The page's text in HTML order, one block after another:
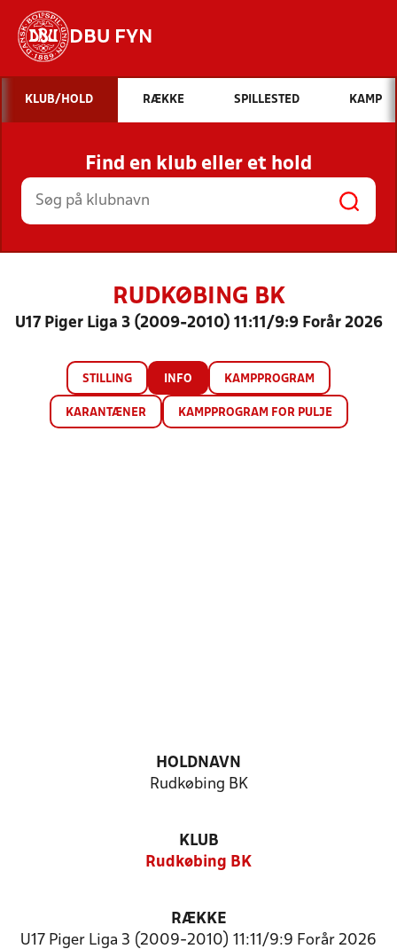
DBU FYN
Hvad vil du søge efter?
INDHOLD OG NYHEDER
STILLINGER, RESULTATER, KLUBBER OG
HOLD
KLUB/HOLD RÆKKE SPILLESTED KAMP
Find en klub eller et hold
RUDKØBING BK
U17 Piger Liga 3 (2009-2010) 11:11/9:9 Forår 2026
STILLING INFO KAMPPROGRAM
KARANTÆNER KAMPPROGRAM FOR PULJE
HOLDNAVN
Rudkøbing BK
KLUB
Rudkøbing BK
RÆKKE
U17 Piger Liga 3 (2009-2010) 11:11/9:9 Forår 2026